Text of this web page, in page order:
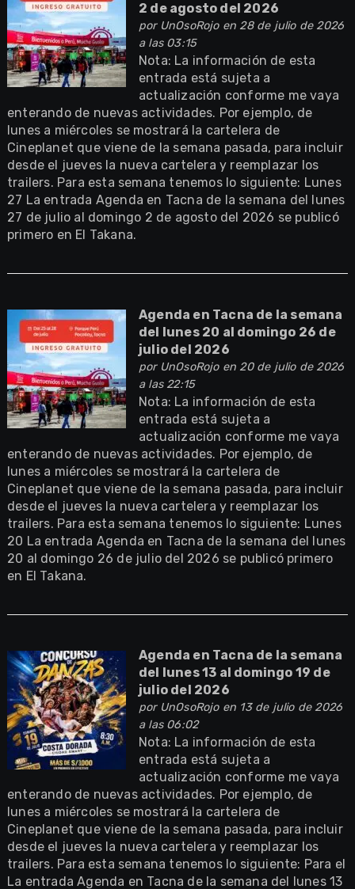
2 de agosto del 2026
por UnOsoRojoen 28 de julio de 2026
a las 03:15
Nota: La información de esta
entrada está sujeta a
actualización conforme me vaya
enterando de nuevas actividades. Por ejemplo, de
lunes a miércoles se mostrará la cartelera de
Cineplanet que viene de la semana pasada, para incluir
desde el jueves la nueva cartelera y reemplazar los
trailers. Para esta semana tenemos lo siguiente: Lunes
27 La entrada Agenda en Tacna de la semana del lunes
27 de julio al domingo 2 de agosto del 2026 se publicó
primero en El Takana.
Agenda en Tacna de la semana
del lunes 20 al domingo 26 de
julio del 2026
por UnOsoRojoen 20 de julio de 2026
a las 22:15
Nota: La información de esta
entrada está sujeta a
actualización conforme me vaya
enterando de nuevas actividades. Por ejemplo, de
lunes a miércoles se mostrará la cartelera de
Cineplanet que viene de la semana pasada, para incluir
desde el jueves la nueva cartelera y reemplazar los
trailers. Para esta semana tenemos lo siguiente: Lunes
20 La entrada Agenda en Tacna de la semana del lunes
20 al domingo 26 de julio del 2026 se publicó primero
en El Takana.
Agenda en Tacna de la semana
del lunes 13 al domingo 19 de
julio del 2026
por UnOsoRojoen 13 de julio de 2026
a las 06:02
Nota: La información de esta
entrada está sujeta a
actualización conforme me vaya
enterando de nuevas actividades. Por ejemplo, de
lunes a miércoles se mostrará la cartelera de
Cineplanet que viene de la semana pasada, para incluir
desde el jueves la nueva cartelera y reemplazar los
trailers. Para esta semana tenemos lo siguiente: Para el
La entrada Agenda en Tacna de la semana del lunes 13